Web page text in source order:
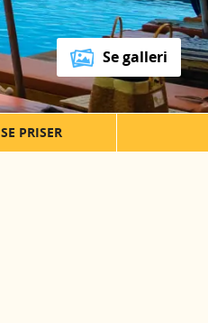
Se galleri
SE PRISER